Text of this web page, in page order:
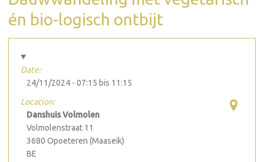
én bio-logisch ontbijt
Date:
24/11/2024 - 07:15 bis 11:15
Location:
Danshuis Volmolen
Volmolenstraat 11
3680 Opoeteren (Maaseik)
BE